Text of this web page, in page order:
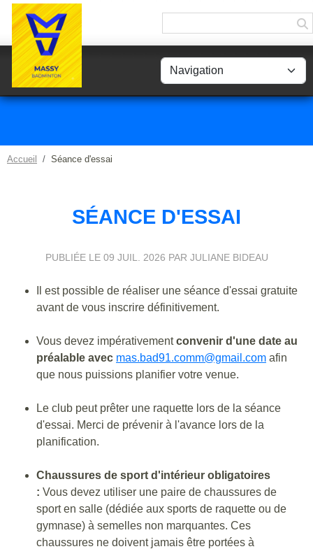
Accueil Séance d'essai
SÉANCE D'ESSAI
PUBLIÉE LE 09 JUIL. 2026 PAR JULIANE BIDEAU
Il est possible de réaliser une séance d'essai gratuite
avant de vous inscrire définitivement.
Vous devez impérativementconvenir d'une date au
préalable avec mas.bad91.comm@gmail.com afin
que nous puissions planifier votre venue.
Le club peut prêter une raquette lors de la séance
d'essai. Merci de prévenir à l'avance lors de la
planification.
Chaussures de sport d'intérieur obligatoires
: Vous devez utiliser une paire de chaussures de
sport en salle (dédiée aux sports de raquette ou de
gymnase) à semelles non marquantes. Ces
chaussures ne doivent jamais être portées à
Panneau de gestion des cookies